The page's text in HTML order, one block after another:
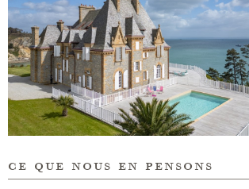
ce que nous en pensons